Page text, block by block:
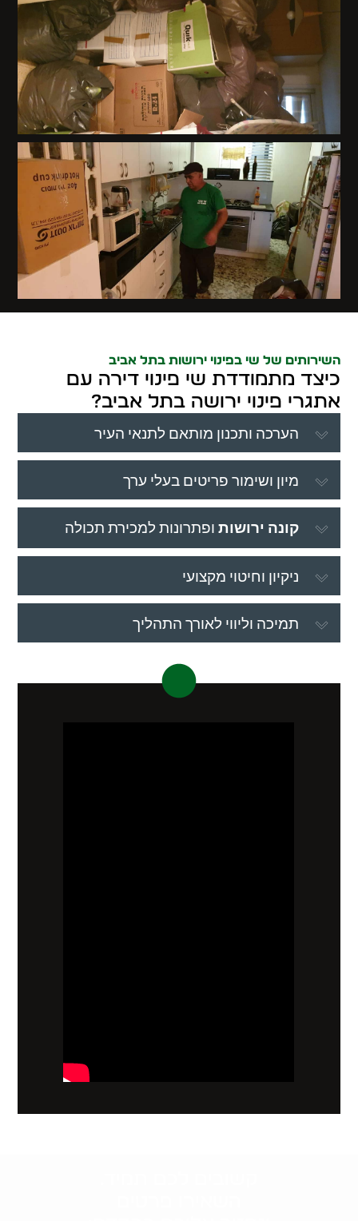
השירותים של שי בפינוי ירושות בתל אביב
כיצד מתמודדת שי פינוי דירה עם
אתגרי פינוי ירושה בתל אביב?
הערכה ותכנון מותאם לתנאי העיר
מיון ושימור פריטים בעלי ערך
קונה ירושות ופתרונות למכירת תכולה
ניקיון וחיטוי מקצועי
תמיכה וליווי לאורך התהליך